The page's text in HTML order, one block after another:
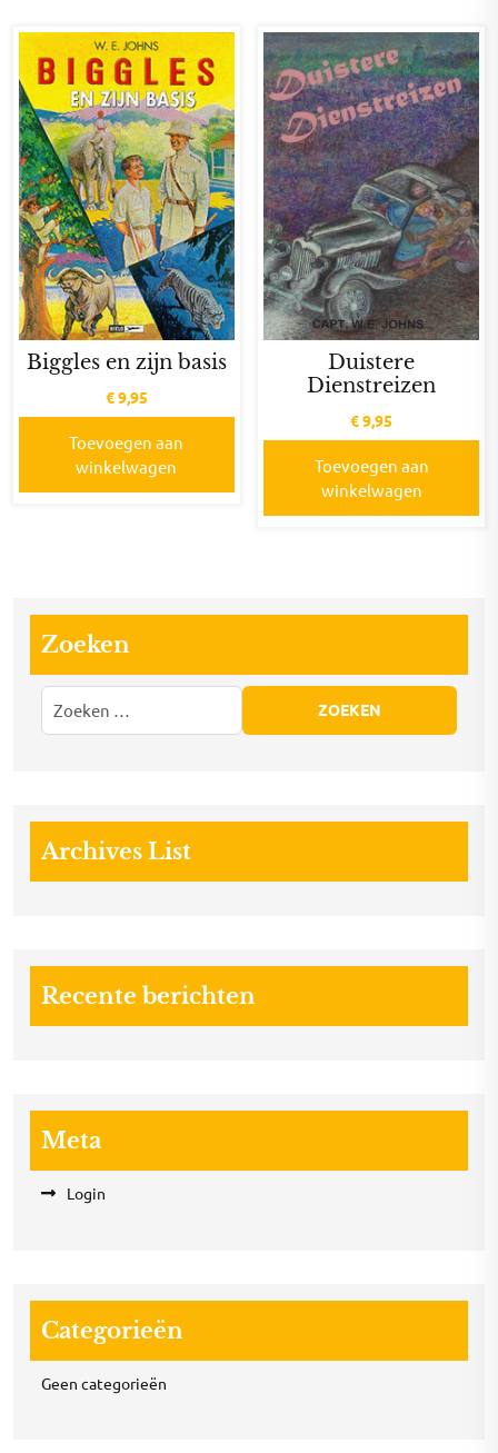
Biggles en zijn basis
€9,95
Toevoegen aan
winkelwagen
Duistere
Dienstreizen
€9,95
Toevoegen aan
winkelwagen
Zoeken
Archives List
Recente berichten
Meta
Login
Categorieën
Geen categorieën